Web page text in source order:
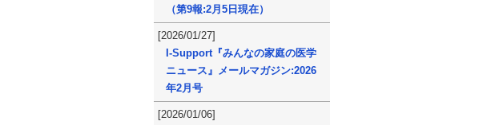
（第9報:2月5日現在）
[2026/01/27]
I-Support『みんなの家庭の医学
ニュース』メールマガジン:2026
年2月号
[2026/01/06]